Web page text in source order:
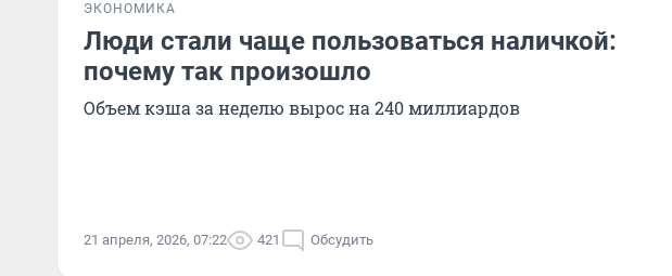
ЭКОНОМИКА
Люди стали чаще пользоваться наличкой:
почему так произошло
Объем кэша за неделю вырос на 240 миллиардов
21 апреля, 2026, 07:22 421 Обсудить